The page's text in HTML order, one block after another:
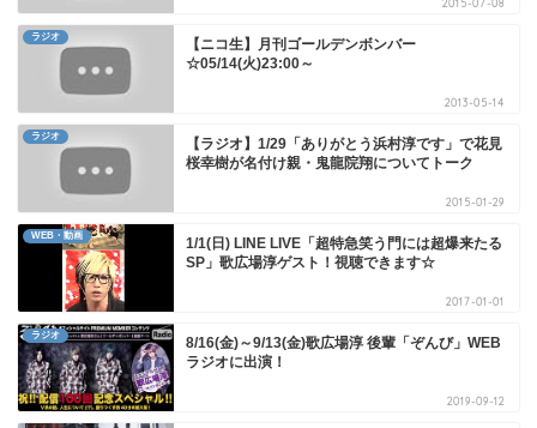
2015-07-08
ラジオ
【ニコ生】月刊ゴールデンボンバー
☆05/14(火)23:00～
2013-05-14
ラジオ
【ラジオ】1/29「ありがとう浜村淳です」で花見
桜幸樹が名付け親・鬼龍院翔についてトーク
2015-01-29
WEB・動画
1/1(日) LINE LIVE「超特急笑う門には超爆来たる
SP」歌広場淳ゲスト！視聴できます☆
2017-01-01
ラジオ
8/16(金)～9/13(金)歌広場淳 後輩「ぞんび」WEB
ラジオに出演！
2019-09-12